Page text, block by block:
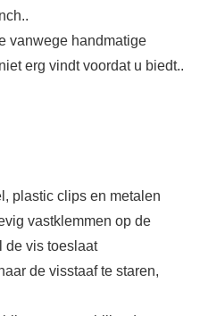
vanwege handmatige
erg vindt voordat u biedt..
plastic clips en metalen
vastklemmen op de
de vis toeslaat
de visstaaf te staren,